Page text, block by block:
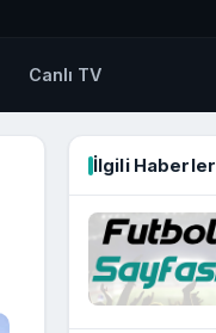
Canlı TV
İlgili Haberler